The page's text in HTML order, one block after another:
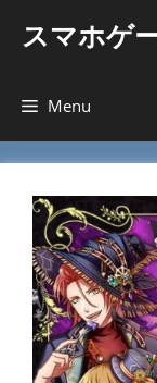
へ
スマホゲ
Menu